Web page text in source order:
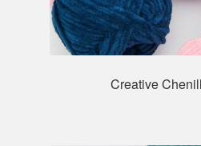
Creative